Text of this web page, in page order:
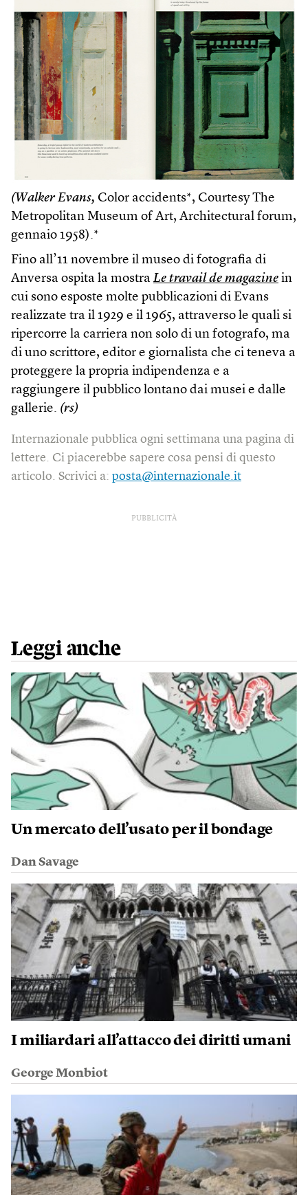
(Walker Evans, Color accidents*, Courtesy The
Metropolitan Museum of Art, Architectural forum,
gennaio 1958).*
Fino all’11 novembre il museo di fotografia di
Anversa ospita la mostra Le travail de magazine in
cui sono esposte molte pubblicazioni di Evans
realizzate tra il 1929 e il 1965, attraverso le quali si
ripercorre la carriera non solo di un fotografo, ma
di uno scrittore, editor e giornalista che ci teneva a
proteggere la propria indipendenza e a
raggiungere il pubblico lontano dai musei e dalle
gallerie. (rs)
Internazionale pubblica ogni settimana una pagina di
lettere. Ci piacerebbe sapere cosa pensi di questo
articolo. Scrivici a: posta@internazionale.it
PUBBLICITÀ
Leggi anche
Un mercato dell’usato per il bondage
Dan Savage
I miliardari all’attacco dei diritti umani
George Monbiot